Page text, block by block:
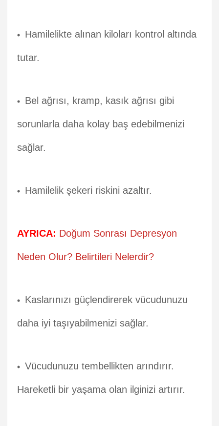
Hamilelikte alınan kiloları kontrol altında
tutar.
Bel ağrısı, kramp, kasık ağrısı gibi
sorunlarla daha kolay baş edebilmenizi
sağlar.
Hamilelik şekeri riskini azaltır.
AYRICA: Doğum Sonrası Depresyon
Neden Olur? Belirtileri Nelerdir?
Kaslarınızı güçlendirerek vücudunuzu
daha iyi taşıyabilmenizi sağlar.
Vücudunuzu tembellikten arındırır.
Hareketli bir yaşama olan ilginizi artırır.